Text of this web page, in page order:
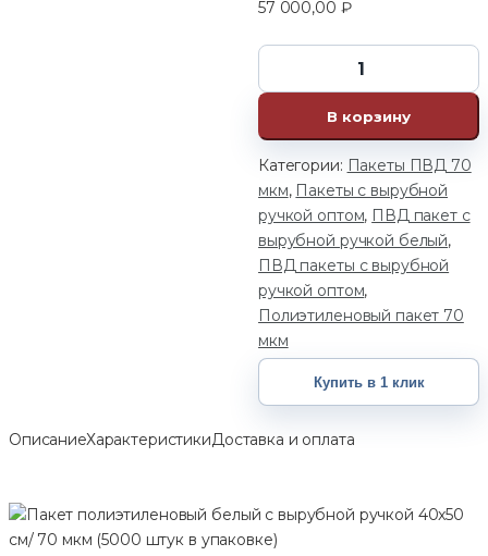
57 000,00 ₽
В корзину
Категории: Пакеты ПВД 70
мкм, Пакеты с вырубной
ручкой оптом, ПВД пакет с
вырубной ручкой белый,
ПВД пакеты с вырубной
ручкой оптом,
Полиэтиленовый пакет 70
мкм
Купить в 1 клик
ОписаниеХарактеристикиДоставка и оплата